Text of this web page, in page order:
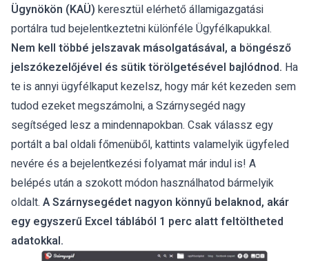
Ügynökön (KAÜ) keresztül elérhető államigazgatási
portálra tud bejelentkeztetni különféle Ügyfélkapukkal.
Nem kell többé jelszavak másolgatásával, a böngésző
jelszókezelőjével és sütik törölgetésével bajlódnod. Ha
te is annyi ügyfélkaput kezelsz, hogy már két kezeden sem
tudod ezeket megszámolni, a Szárnysegéd nagy
segítséged lesz a mindennapokban. Csak válassz egy
portált a bal oldali főmenüből, kattints valamelyik ügyfeled
nevére és a bejelentkezési folyamat már indul is! A
belépés után a szokott módon használhatod bármelyik
oldalt. A Szárnysegédet nagyon könnyű belaknod, akár
egy egyszerű Excel táblából 1 perc alatt feltöltheted
adatokkal.